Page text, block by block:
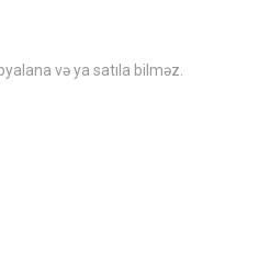
və ya satıla bilməz.